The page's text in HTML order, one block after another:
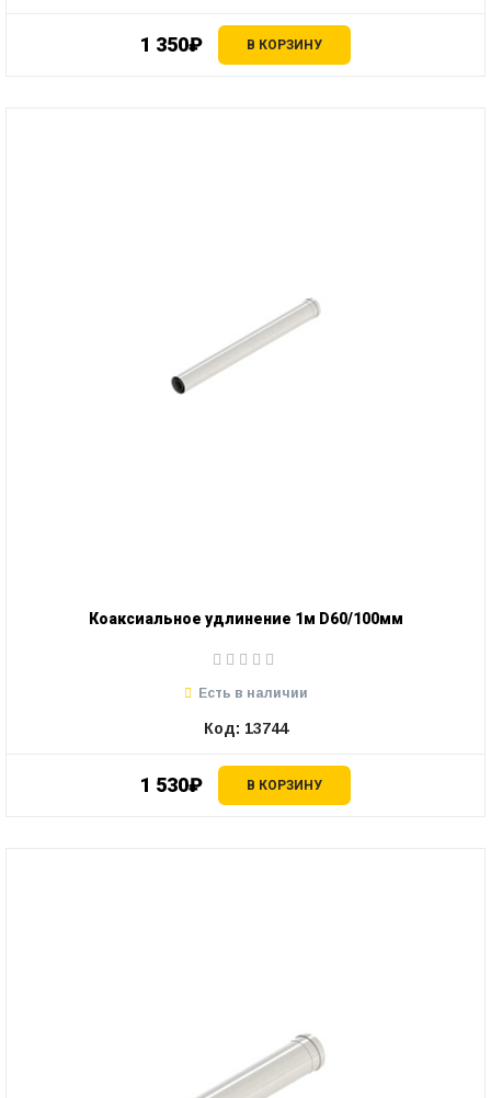
1 350₽ В КОРЗИНУ
Коаксиальное удлинение 1м D60/100мм
1 530₽ В КОРЗИНУ
Есть в наличии
Код: 13744